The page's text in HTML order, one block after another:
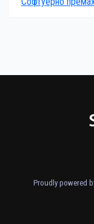
Proudly powered